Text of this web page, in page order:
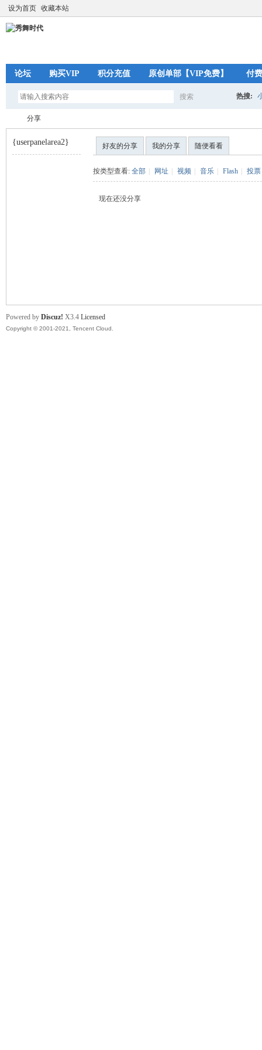
设为首页 收藏本站
论坛 购买VIP 积分充值 原创单部【VIP免费】 付
搜索 热搜:
分享
{userpanelarea2} 好友的分享 我的分享 随便看看
按类型查看: 全部 网址 视频 音乐 Flash 投票
现在还没分享
Powered by Discuz! X3.4 Licensed
Copyright © 2001-2021, Tencent Cloud.